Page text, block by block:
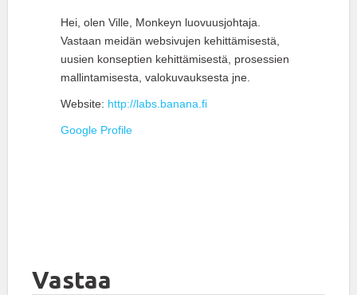
Hei, olen Ville, Monkeyn luovuusjohtaja.
Vastaan meidän websivujen kehittämisestä,
uusien konseptien kehittämisestä, prosessien
mallintamisesta, valokuvauksesta jne.
Website: http://labs.banana.fi
Google Profile
Vastaa